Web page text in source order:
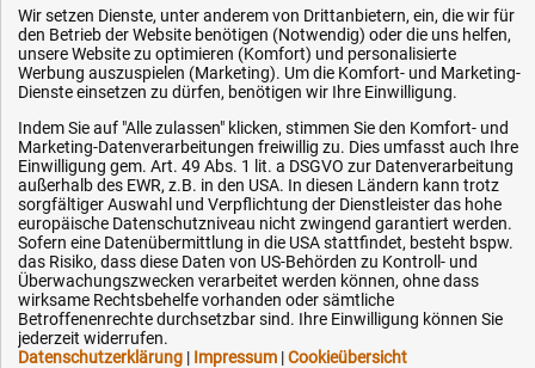
AGB / Widerrufsrecht
Datenschutz
Impressum
Karriere
OEM-Ersatzteile
Technik-Hilfe
Downloads
Kontakt
Ihre Hytec-Hydraulik Vorteile
Wir setzen Dienste, unter anderem von Drittanbietern, ein, die wir für
den Betrieb der Website benötigen (Notwendig) oder die uns helfen,
unsere Website zu optimieren (Komfort) und personalisierte
Werbung auszuspielen (Marketing). Um die Komfort- und Marketing-
Dienste einsetzen zu dürfen, benötigen wir Ihre Einwilligung.
Indem Sie auf "Alle zulassen" klicken, stimmen Sie den Komfort- und
Marketing-Datenverarbeitungen freiwillig zu. Dies umfasst auch Ihre
Einwilligung gem. Art. 49 Abs. 1 lit. a DSGVO zur Datenverarbeitung
außerhalb des EWR, z.B. in den USA. In diesen Ländern kann trotz
sorgfältiger Auswahl und Verpflichtung der Dienstleister das hohe
europäische Datenschutzniveau nicht zwingend garantiert werden.
Sofern eine Datenübermittlung in die USA stattfindet, besteht bspw.
das Risiko, dass diese Daten von US-Behörden zu Kontroll- und
Überwachungszwecken verarbeitet werden können, ohne dass
wirksame Rechtsbehelfe vorhanden oder sämtliche
Betroffenenrechte durchsetzbar sind. Ihre Einwilligung können Sie
jederzeit widerrufen.
Datenschutzerklärung | Impressum |Cookieübersicht